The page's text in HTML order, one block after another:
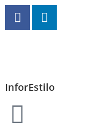
InforEstilo